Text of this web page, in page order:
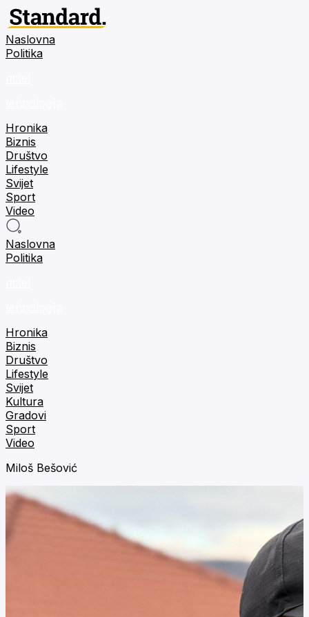
Naslovna
Politika
Hronika
Biznis
Društvo
Lifestyle
Svijet
Sport
Video
Naslovna
Politika
Hronika
Biznis
Društvo
Lifestyle
Svijet
Kultura
Gradovi
Sport
Video
Miloš Bešović